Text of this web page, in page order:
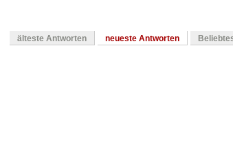
älteste Antworten neueste Antworten